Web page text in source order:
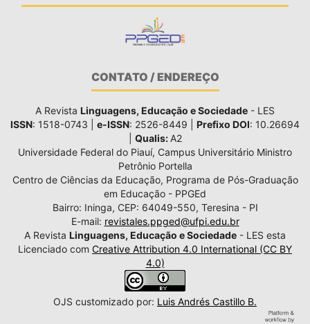
CONTATO / ENDEREÇO
A Revista Linguagens, Educação e Sociedade - LES
ISSN: 1518-0743 | e-ISSN: 2526-8449 | Prefixo DOI: 10.26694
Qualis: A2
Universidade Federal do Piauí, Campus Universitário Ministro
Petrônio Portella
Centro de Ciências da Educação, Programa de Pós-Graduação
em Educação - PPGEd
Bairro: Ininga, CEP: 64049-550, Teresina - PI
E-mail: revistales.ppged@ufpi.edu.br
A Revista Linguagens, Educação e Sociedade - LES esta
Licenciado com Creative Attribution 4.0 International (CC BY
4.0)
OJS customizado por: Luis Andrés Castillo B.